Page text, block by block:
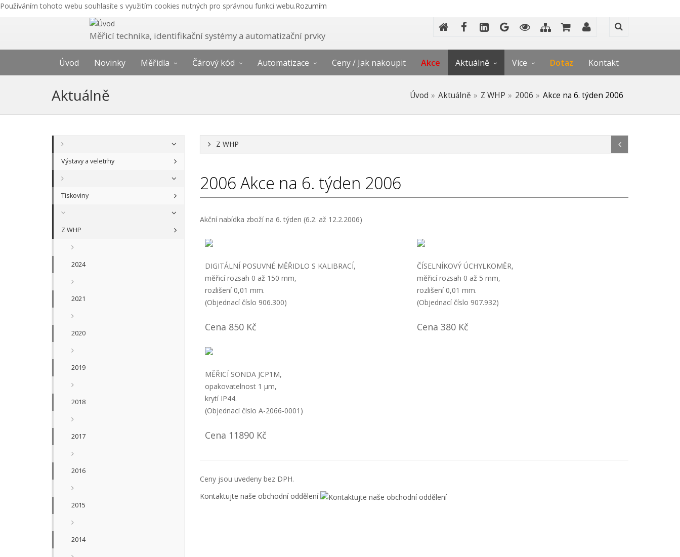
Používáním tohoto webu souhlasíte s využitím cookies nutných pro správnou funkci webu.Rozumím
Měřicí technika, identifikační systémy a automatizační prvky
Úvod Novinky Měřidla Čárový kód Automatizace Ceny / Jak nakoupit Akce Aktuálně Více Dotaz Kontakt
Aktuálně Úvod Aktuálně Z WHP 2006 Akce na 6. týden 2006
Výstavy a veletrhy
Tiskoviny
Z WHP
2024
2021
2020
2019
2018
2017
2016
2015
2014
Z WHP
2006 Akce na 6. týden 2006
Akční nabídka zboží na 6. týden (6.2. až 12.2.2006)
DIGITÁLNÍ POSUVNÉ MĚŘIDLO S KALIBRACÍ,
měřicí rozsah 0 až 150 mm,
rozlišení 0,01 mm.
(Objednací číslo 906.300)
Cena 850 Kč
ČÍSELNÍKOVÝ ÚCHYLKOMĚR,
měřicí rozsah 0 až 5 mm,
rozlišení 0,01 mm.
(Objednací číslo 907.932)
Cena 380 Kč
MĚŘICÍ SONDA JCP1M,
opakovatelnost 1 µm,
krytí IP44.
(Objednací číslo A-2066-0001)
Cena 11890 Kč
Ceny jsou uvedeny bez DPH.
Kontaktujte naše obchodní oddělení